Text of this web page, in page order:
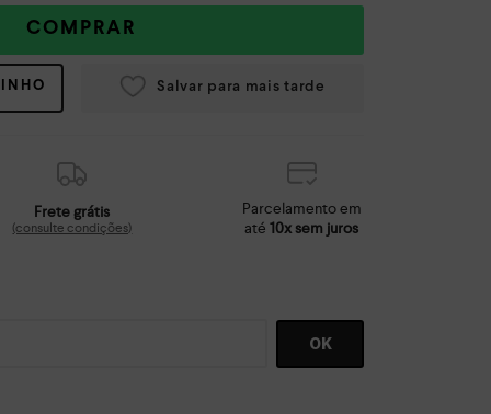
COMPRAR
Frete grátis
(consulte condições)
Parcelamento em
até10x sem juros